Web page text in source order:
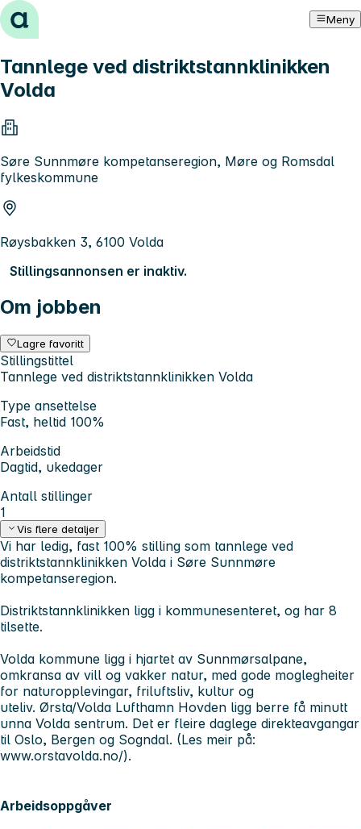
Hopp til innhold Meny
Tannlege ved distriktstannklinikken
Volda
Søre Sunnmøre kompetanseregion, Møre og Romsdal
fylkeskommune
Røysbakken 3, 6100 Volda
Stillingsannonsen er inaktiv.
Om jobben
Lagre favoritt
Stillingstittel
Tannlege ved distriktstannklinikken Volda
Type ansettelse
Fast, heltid 100%
Arbeidstid
Dagtid, ukedager
Antall stillinger
1
Vis flere detaljer
Vi har ledig, fast 100% stilling som tannlege ved
distriktstannklinikken Volda i Søre Sunnmøre
kompetanseregion.
Distriktstannklinikken ligg i kommunesenteret, og har 8
tilsette.
Volda kommune ligg i hjartet av Sunnmørsalpane,
omkransa av vill og vakker natur, med gode moglegheiter
for naturopplevingar, friluftsliv, kultur og
uteliv. Ørsta/Volda Lufthamn Hovden ligg berre få minutt
unna Volda sentrum. Det er fleire daglege direkteavgangar
til Oslo, Bergen og Sogndal. (Les meir på:
www.orstavolda.no/).
Arbeidsoppgåver